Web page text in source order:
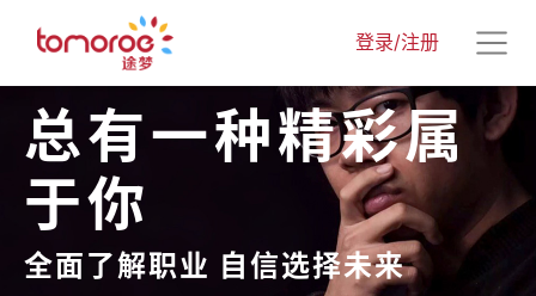
登录/注册
总有一种精彩属
于你
全面了解职业 自信选择未来